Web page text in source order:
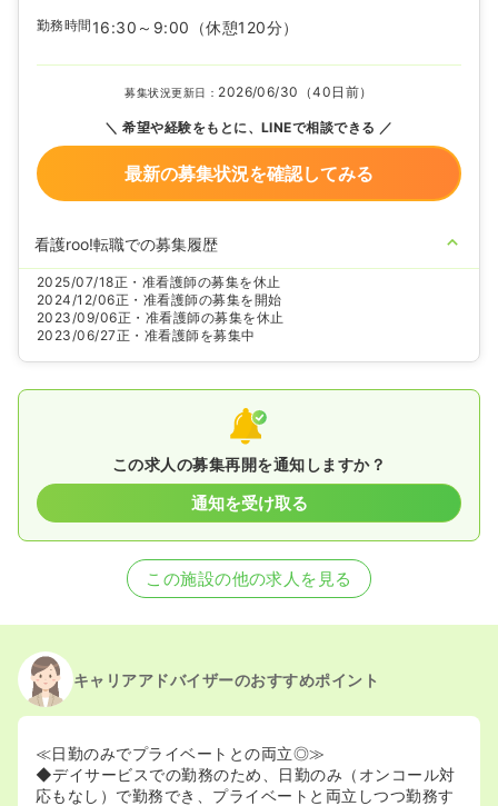
勤務時間 16:30～9:00 （休憩120分）
募集状況更新日： 2026/06/30（40日前）
希望や経験をもとに、LINEで相談できる
最新の募集状況を確認してみる
看護roo!転職での募集履歴
2025/07/18正・准看護師の募集を休止
2024/12/06正・准看護師の募集を開始
2023/09/06正・准看護師の募集を休止
2023/06/27正・准看護師を募集中
この求人の募集再開を通知しますか？
通知を受け取る
この施設の他の求人を見る
キャリアアドバイザーのおすすめポイント
≪日勤のみでプライベートとの両立◎≫
◆デイサービスでの勤務のため、日勤のみ（オンコール対
応もなし）で勤務でき、プライベートと両立しつつ勤務す